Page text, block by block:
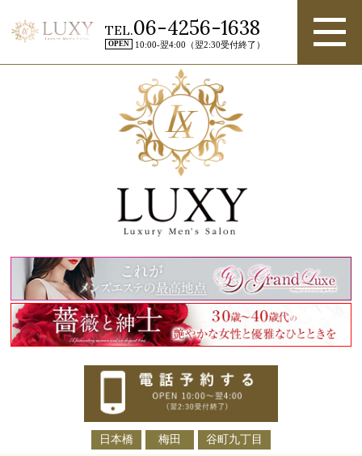
TEL.06-4256-1638
OPEN 10:00-翌4:00（翌2:30受付終了）
日本橋 梅田
谷町九丁目